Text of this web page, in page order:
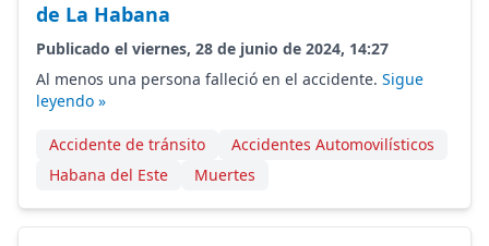
de La Habana
Publicado el viernes, 28 de junio de 2024, 14:27
Al menos una persona falleció en el accidente. Sigue
leyendo »
Accidente de tránsito
Accidentes Automovilísticos
Habana del Este
Muertes